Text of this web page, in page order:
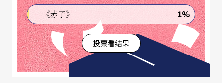
下流社会一般，这意带强烈贬损的批判，引发两代
之间激烈的争吵失和，直到父亲承认他对摇滚、及
跳摇滚舞的人有严重偏见，父女才言归于好。因
此，在这部电影中，摇滚舞经由渗透进上流社会的
《赤子》 1%
投票看结果